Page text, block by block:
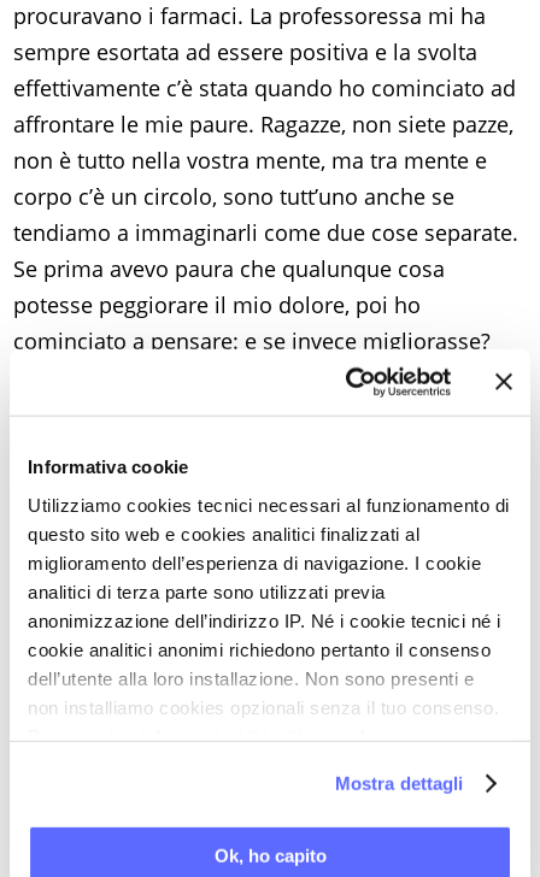
Informativa cookie
Utilizziamo cookies tecnici necessari al funzionamento di
questo sito web e cookies analitici finalizzati al
miglioramento dell’esperienza di navigazione. I cookie
analitici di terza parte sono utilizzati previa
anonimizzazione dell’indirizzo IP. Né i cookie tecnici né i
cookie analitici anonimi richiedono pertanto il consenso
dell’utente alla loro installazione. Non sono presenti e
non installiamo cookies opzionali senza il tuo consenso.
Mostra dettagli
Ok, ho capito
procuravano i farmaci. La professoressa mi ha
sempre esortata ad essere positiva e la svolta
effettivamente c’è stata quando ho cominciato ad
affrontare le mie paure. Ragazze, non siete pazze,
non è tutto nella vostra mente, ma tra mente e
corpo c’è un circolo, sono tutt’uno anche se
tendiamo a immaginarli come due cose separate.
Se prima avevo paura che qualunque cosa
potesse peggiorare il mio dolore, poi ho
cominciato a pensare: e se invece migliorasse?
Così ho accettato un lavoro fuori paese e ho
cominciato a guidare (anche se in macchina i
L’autostima è una chiave per uscire dalla stanza
buia della vestibolite! Per il vaginismo senza
dubbio la chiave sono i dilatatori, in senso
letterale e figurato. Siate coraggiose! Buttatevi!
Camminate tutti i giorni e poi usate gli assorbenti
in cotone, e non quelle schifezze che vendono al
supermercato. Quanto alla guarigione, non è
qualcosa di cui mi sono resa conto dall’oggi al
professoressa mi diceva che ero guarita, io non ci